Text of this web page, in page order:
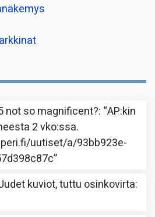
not so magnificent?: “AP:kin
2 vko:ssa.
uutiset/a/93bb923e-
”
kuviot, tuttu osinkovirta: